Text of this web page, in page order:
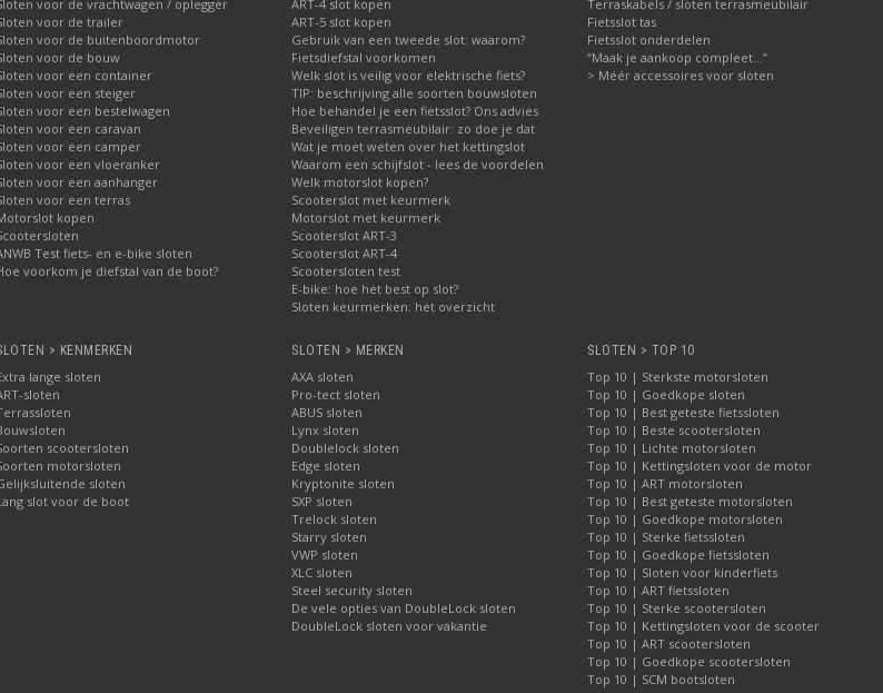
voor de vrachtwagen / oplegger
voor de trailer
voor de buitenboordmotor
voor de bouw
voor een container
voor een steiger
voor een bestelwagen
voor een caravan
voor een camper
voor een vloeranker
voor een aanhanger
voor een terras
kopen
Test fiets- en e-bike sloten
voorkom je diefstal van de boot?
ART-4 slot kopen
ART-5 slot kopen
Gebruik van een tweede slot: waarom?
Fietsdiefstal voorkomen
Welk slot is veilig voor elektrische fiets?
TIP: beschrijving alle soorten bouwsloten
Hoe behandel je een fietsslot? Ons advies
Beveiligen terrasmeubilair: zo doe je dat
Wat je moet weten over het kettingslot
Waarom een schijfslot - lees de voordelen
Welk motorslot kopen?
Scooterslot met keurmerk
Motorslot met keurmerk
Scooterslot ART-3
Scooterslot ART-4
Scootersloten test
E-bike: hoe het best op slot?
Sloten keurmerken: het overzicht
Terraskabels / sloten terrasmeubilair
Fietsslot tas
Fietsslot onderdelen
“Maak je aankoop compleet…”
> Méér accessoires voor sloten
> KENMERKEN
lange sloten
sloten
scootersloten
motorsloten
sloten
slot voor de boot
SLOTEN > MERKEN
AXA sloten
Pro-tect sloten
ABUS sloten
Lynx sloten
Doublelock sloten
Edge sloten
Kryptonite sloten
SXP sloten
Trelock sloten
Starry sloten
VWP sloten
XLC sloten
Steel security sloten
De vele opties van DoubleLock sloten
DoubleLock sloten voor vakantie
SLOTEN > TOP 10
Top 10 | Sterkste motorsloten
Top 10 | Goedkope sloten
Top 10 | Best geteste fietssloten
Top 10 | Beste scootersloten
Top 10 | Lichte motorsloten
Top 10 | Kettingsloten voor de motor
Top 10 | ART motorsloten
Top 10 | Best geteste motorsloten
Top 10 | Goedkope motorsloten
Top 10 | Sterke fietssloten
Top 10 | Goedkope fietssloten
Top 10 | Sloten voor kinderfiets
Top 10 | ART fietssloten
Top 10 | Sterke scootersloten
Top 10 | Kettingsloten voor de scooter
Top 10 | ART scootersloten
Top 10 | Goedkope scootersloten
Top 10 | SCM bootsloten